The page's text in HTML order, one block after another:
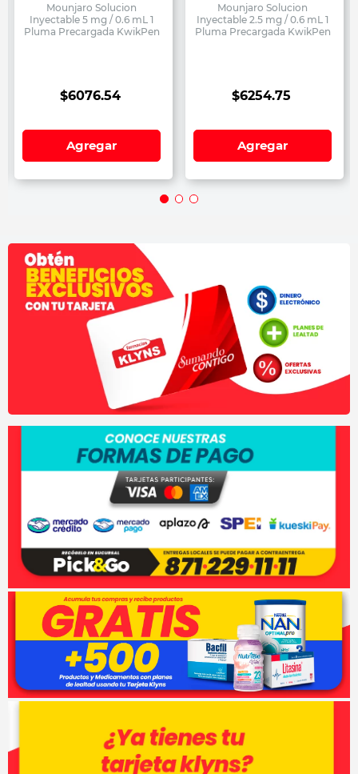
Mounjaro Solucion
Inyectable 5 mg / 0.6 mL 1
Pluma Precargada KwikPen
$6076.54
Agregar
Mounjaro Solucion
Inyectable 2.5 mg / 0.6 mL 1
Pluma Precargada KwikPen
$6254.75
Agregar